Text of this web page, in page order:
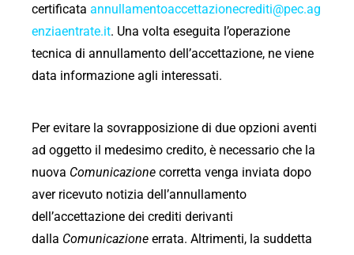
certificata annullamentoaccettazionecrediti@pec.ag
enziaentrate.it. Una volta eseguita l’operazione
tecnica di annullamento dell’accettazione, ne viene
data informazione agli interessati.
Per evitare la sovrapposizione di due opzioni aventi
ad oggetto il medesimo credito, è necessario che la
nuova Comunicazione corretta venga inviata dopo
aver ricevuto notizia dell’annullamento
dell’accettazione dei crediti derivanti
dalla Comunicazione errata. Altrimenti, la suddetta